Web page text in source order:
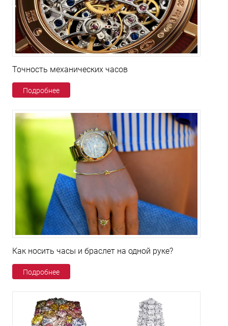
Точность механических часов
Подробнее
Как носить часы и браслет на одной руке?
Подробнее